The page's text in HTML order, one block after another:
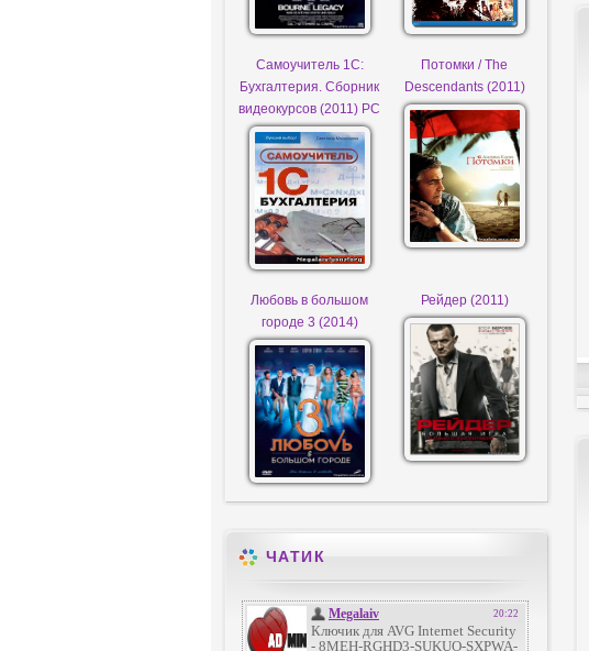
Самоучитель 1С:
Бухгалтерия. Сборник
видеокурсов (2011) PC
Потомки / The
Descendants (2011)
Любовь в большом
городе 3 (2014)
Рейдер (2011)
ЧАТИК